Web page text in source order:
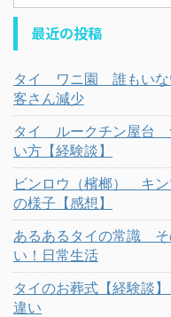
最近の投稿
タイ ワニ園 誰もい
客さん減少
タイ ルークチン屋台
い方【経験談】
ビンロウ（檳榔） キ
の様子【感想】
あるあるタイの常識
い！日常生活
タイのお葬式【経験談
違い